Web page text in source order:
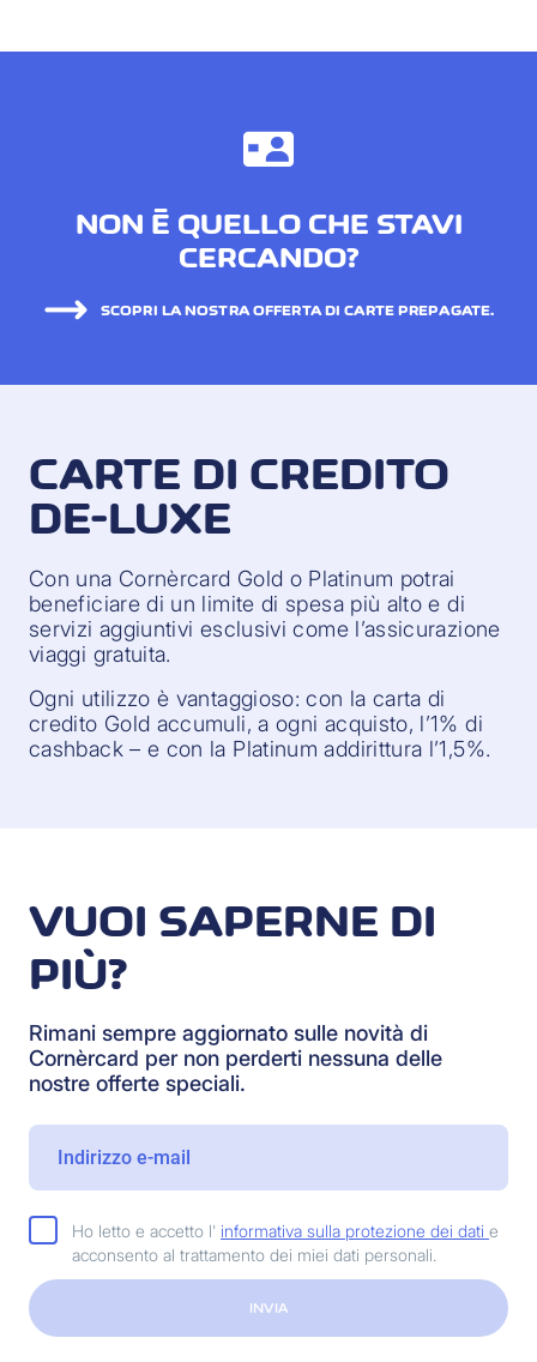
NON È QUELLO CHE STAVI
CERCANDO?
SCOPRI LA NOSTRA OFFERTA DI CARTE PREPAGATE.
CARTE DI CREDITO
DE-LUXE
Con una Cornèrcard Gold o Platinum potrai
beneficiare di un limite di spesa più alto e di
servizi aggiuntivi esclusivi come l’assicurazione
viaggi gratuita.
Ogni utilizzo è vantaggioso: con la carta di
credito Gold accumuli, a ogni acquisto, l’1% di
cashback – e con la Platinum addirittura l’1,5%.
VUOI SAPERNE DI
PIÙ?
Rimani sempre aggiornato sulle novità di
Cornèrcard per non perderti nessuna delle
nostre offerte speciali.
Ho letto e accetto l' informativa sulla protezione dei dati e
acconsento al trattamento dei miei dati personali.
INVIA